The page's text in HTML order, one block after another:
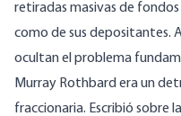
retiradas masivas de
como de sus depositantes.
ocultan el problema
Murray Rothbard era un
fraccionaria. Escribió sobre